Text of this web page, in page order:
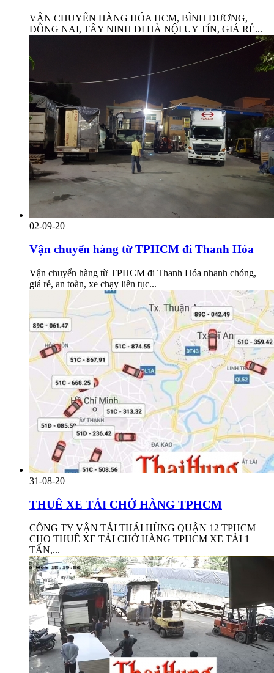
VẬN CHUYỂN HÀNG HÓA HCM, BÌNH DƯƠNG,
ĐỒNG NAI, TÂY NINH ĐI HÀ NỘI UY TÍN, GIÁ RẺ...
02-09-20
Vận chuyển hàng từ TPHCM đi Thanh Hóa
Vận chuyển hàng từ TPHCM đi Thanh Hóa nhanh chóng,
giá rẻ, an toàn, xe chạy liên tục...
31-08-20
THUÊ XE TẢI CHỞ HÀNG TPHCM
CÔNG TY VẬN TẢI THÁI HÙNG QUẬN 12 TPHCM
CHO THUÊ XE TẢI CHỞ HÀNG TPHCM XE TẢI 1
TẤN,...